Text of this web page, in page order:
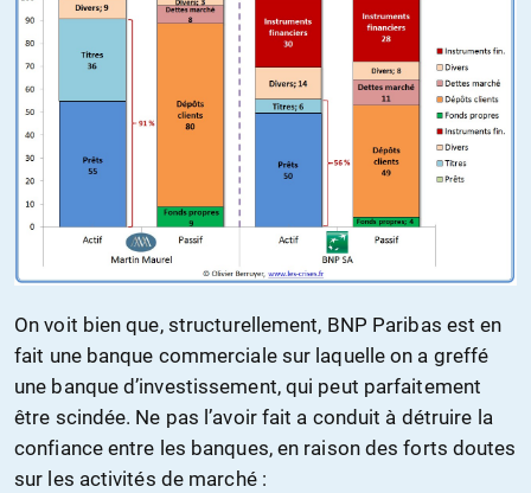
On voit bien que, structurellement, BNP Paribas est en
fait une banque commerciale sur laquelle on a greffé
une banque d’investissement, qui peut parfaitement
être scindée. Ne pas l’avoir fait a conduit à détruire la
confiance entre les banques, en raison des forts doutes
sur les activités de marché :